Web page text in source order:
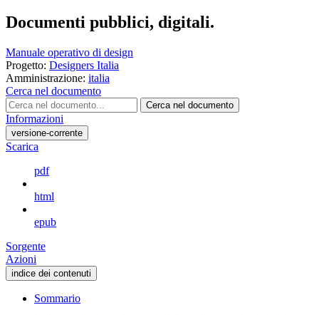
Documenti pubblici, digitali.
Manuale operativo di design
Progetto: Designers Italia
Amministrazione: italia
Cerca nel documento
Cerca nel documento
Informazioni
versione-corrente
Scarica
pdf
html
epub
Sorgente
Azioni
indice dei contenuti
Sommario